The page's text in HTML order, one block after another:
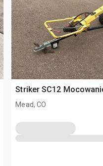
Striker SC12
Mead, CO